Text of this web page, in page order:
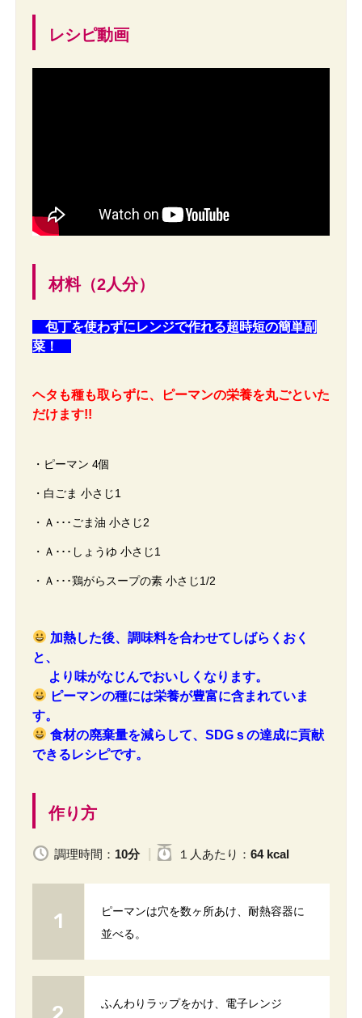
レシピ動画
材料（2人分）
包丁を使わずにレンジで作れる超時短の簡単副
菜！
ヘタも種も取らずに、ピーマンの栄養を丸ごといた
だけます!!
・ピーマン 4個
・白ごま 小さじ1
・Ａ･･･ごま油 小さじ2
・Ａ･･･しょうゆ 小さじ1
・Ａ･･･鶏がらスープの素 小さじ1/2
加熱した後、調味料を合わせてしばらくおく
と、
より味がなじんでおいしくなります。
ピーマンの種には栄養が豊富に含まれていま
す。
食材の廃棄量を減らして、SDGｓの達成に貢献
できるレシピです。
作り方
調理時間： 10分 １人 あたり ： 64 kcal
ピーマンは穴を数ヶ所あけ、耐熱容器に
並べる。
ふんわりラップをかけ、電子レンジ